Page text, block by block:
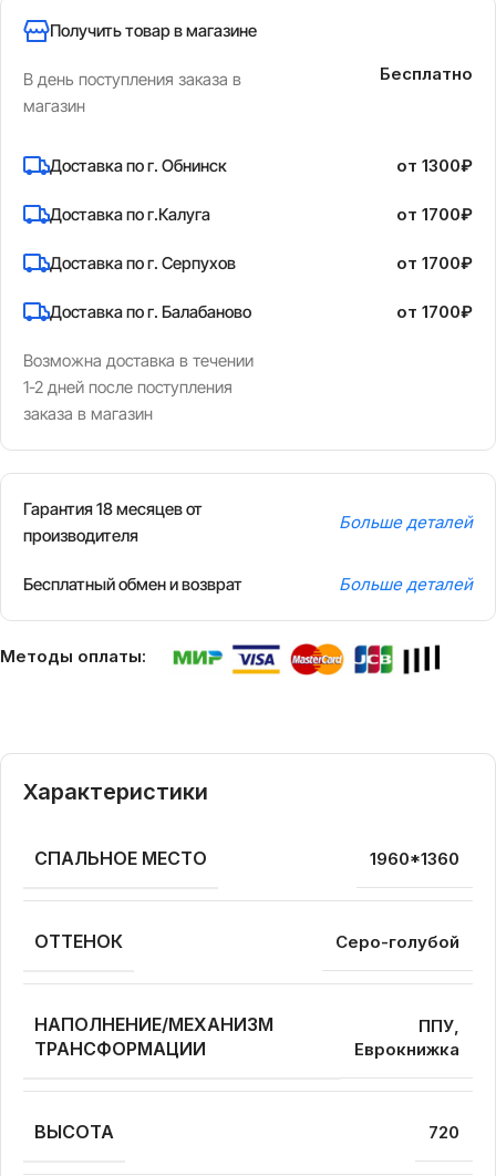
Получить товар в магазине
В день поступления заказа в
магазин
Бесплатно
Доставка по г. Обнинск
Доставка по г.Калуга
Доставка по г. Серпухов
Доставка по г. Балабаново
Возможна доставка в течении
1-2 дней после поступления
заказа в магазин
от 1300₽
от 1700₽
от 1700₽
от 1700₽
Гарантия 18 месяцев от
производителя
Больше деталей
Бесплатный обмен и возврат Больше деталей
Методы оплаты:
Характеристики
СПАЛЬНОЕ МЕСТО 1960*1360
ОТТЕНОК Серо-голубой
НАПОЛНЕНИЕ/МЕХАНИЗМ
ТРАНСФОРМАЦИИ
ППУ,
Еврокнижка
ВЫСОТА 720